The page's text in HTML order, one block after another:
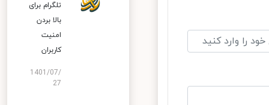
تلگرام برای
بالا بردن
امنیت
کاربران
1401/07/
27